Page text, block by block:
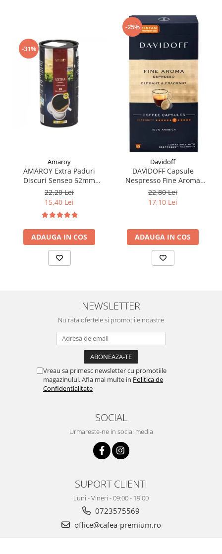
-31%
Amaroy
AMAROY Extra Paduri
Discuri Senseo 62mm
Monodoze 20buc 140g
22,20 Lei
15,40 Lei
ADAUGA IN COS
-25%
Davidoff
DAVIDOFF Capsule
Nespresso Fine Aroma
Espresso Elegant & Fragrant
10x5.5g
22,80 Lei
17,10 Lei
ADAUGA IN COS
NEWSLETTER
Nu rata ofertele si promotiile noastre
Vreau sa primesc newsletter cu promotiile
magazinului. Afla mai multe in Politica de
Confidentialitate
SOCIAL
Urmareste-ne in social media
SUPORT CLIENTI
Luni - Vineri - 09:00 - 19:00
0723575569
office@cafea-premium.ro